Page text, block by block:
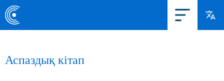
Аспаздық кітап